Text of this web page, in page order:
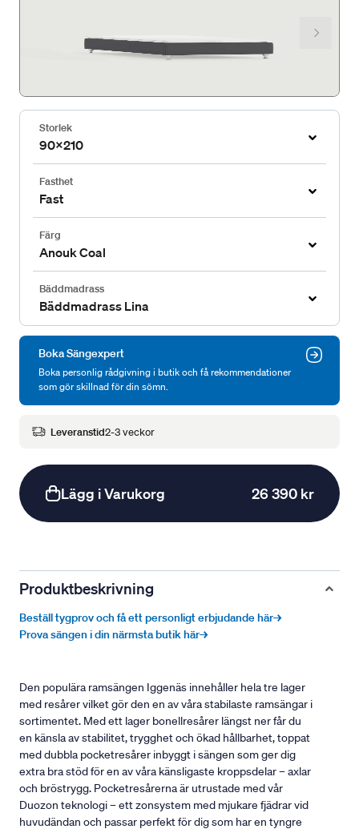
Storlek
90x210
Fasthet
Fast
Färg
Anouk Coal
Bäddmadrass
Bäddmadrass Lina
Boka Sängexpert
Boka personlig rådgivning i butik och få rekommendationer
som gör skillnad för din sömn.
Leveranstid2-3 veckor
Lägg i Varukorg 26 390 kr
Produktbeskrivning
Beställ tygprov och få ett personligt erbjudande här→
Prova sängen i din närmsta butik här→
Den populära ramsängen Iggenäs innehåller hela tre lager
med resårer vilket gör den en av våra stabilaste ramsängar i
sortimentet. Med ett lager bonellresårer längst ner får du
en känsla av stabilitet, trygghet och ökad hållbarhet, toppat
med dubbla pocketresårer inbyggt i sängen som ger dig
extra bra stöd för en av våra känsligaste kroppsdelar – axlar
och bröstrygg. Pocketresårerna är utrustade med vår
Duozon teknologi – ett zonsystem med mjukare fjädrar vid
huvudändan och passar perfekt för dig som har en tyngre